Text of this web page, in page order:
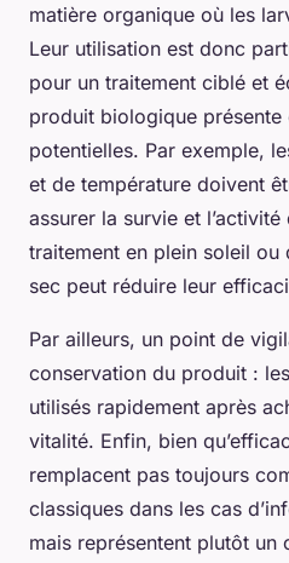
matière organique où les
Leur utilisation est donc
pour un traitement ciblé et
produit biologique présente
potentielles. Par exemple,
et de température doivent
assurer la survie et
traitement en plein soleil ou
sec peut réduire leur
Par ailleurs, un point de
conservation du produit :
utilisés rapidement après
vitalité. Enfin, bien
remplacent pas toujours
classiques dans les cas
mais représentent plutôt un